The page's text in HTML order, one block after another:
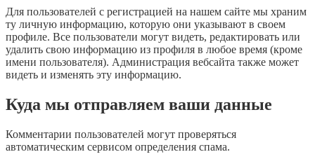
Для пользователей с регистрацией на нашем сайте мы храним
ту личную информацию, которую они указывают в своем
профиле. Все пользователи могут видеть, редактировать или
удалить свою информацию из профиля в любое время (кроме
имени пользователя). Администрация вебсайта также может
видеть и изменять эту информацию.
Куда мы отправляем ваши данные
Комментарии пользователей могут проверяться
автоматическим сервисом определения спама.